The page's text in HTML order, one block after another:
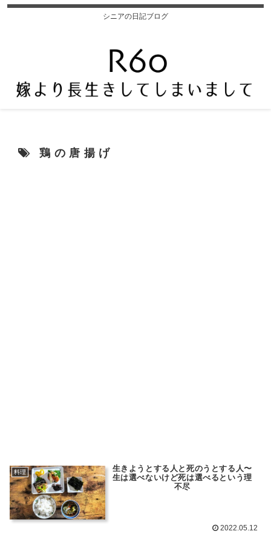
シニアの日記ブログ
鶏の唐揚げ
料理
生きようとする人と死のうとする人〜
生は選べないけど死は選べるという理
不尽
2022.05.12